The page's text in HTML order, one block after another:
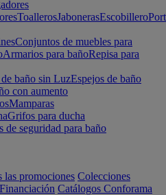
ToallerosJabonerasEscobillero
Conjuntos de muebles para
Armarios para bañoRepisa para
baño sin LuzEspejos de baño
con aumento
Mamparas
Grifos para ducha
de seguridad para baño
las promociones Colecciones
Financiación Catálogos Conforama